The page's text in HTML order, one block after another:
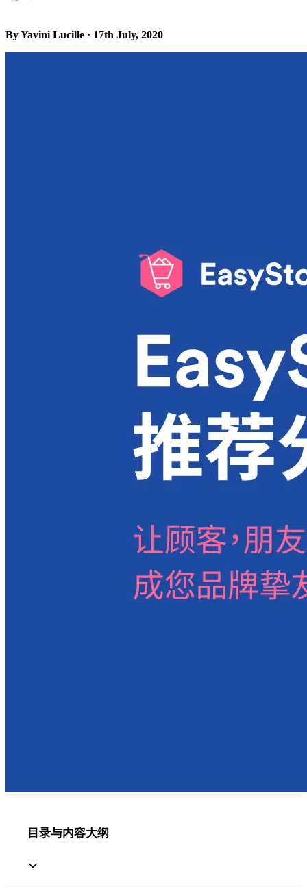
By Yavini Lucille · 17th July, 2020
目录与内容大纲